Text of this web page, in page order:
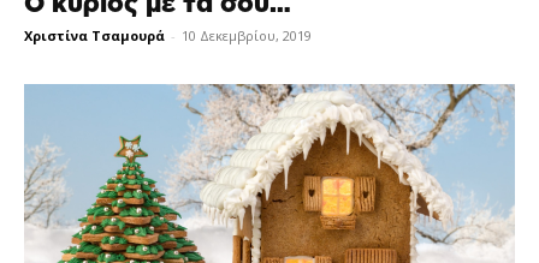
Χριστίνα Τσαμουρά - 10 Δεκεμβρίου, 2019